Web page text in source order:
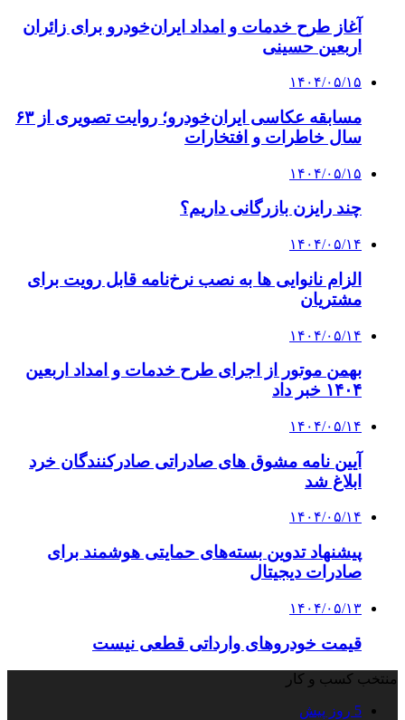
آغاز طرح خدمات و امداد ایران‌خودرو برای زائران
اربعین حسینی
۱۴۰۴/۰۵/۱۵
مسابقه عکاسی ایران‌خودرو؛ روایت تصویری از ۶۳
سال خاطرات و افتخارات
۱۴۰۴/۰۵/۱۵
چند رایزن بازرگانی داریم؟
۱۴۰۴/۰۵/۱۴
الزام نانوایی ها به نصب نرخ‌نامه قابل رویت برای
مشتریان
۱۴۰۴/۰۵/۱۴
بهمن موتور از اجرای طرح خدمات و امداد اربعین
۱۴۰۴ خبر داد
۱۴۰۴/۰۵/۱۴
آیین نامه مشوق های صادراتی صادرکنندگان خرد
ابلاغ شد
۱۴۰۴/۰۵/۱۴
پیشنهاد تدوین بسته‌های حمایتی هوشمند برای
صادرات دیجیتال
۱۴۰۴/۰۵/۱۳
قیمت خودروهای وارداتی قطعی نیست
منتخب کسب و کار
5 روز پیش